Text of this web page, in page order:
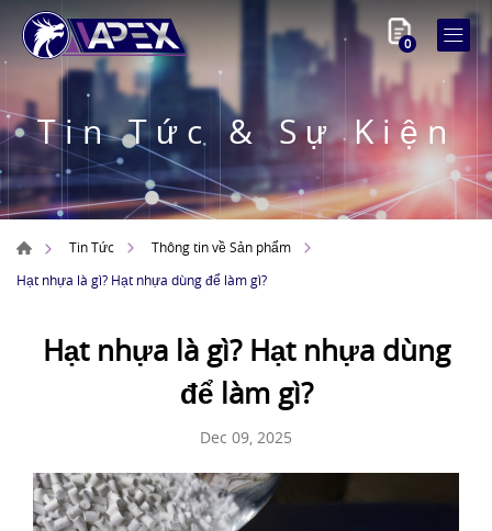
0
Tin Tức & Sự Kiện
Tin Tức
Thông tin về Sản phẩm
Hạt nhựa là gì? Hạt nhựa dùng để làm gì?
Hạt nhựa là gì? Hạt nhựa dùng
để làm gì?
Dec 09, 2025